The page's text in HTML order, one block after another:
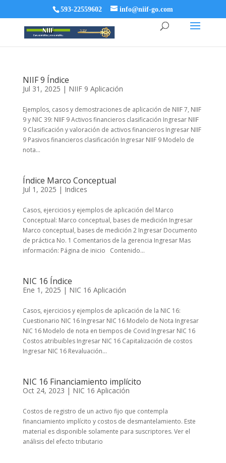
593-22559602 info@niif-go.com
NIIF 9 Índice
Jul 31, 2025 | NIIF 9 Aplicación
Ejemplos, casos y demostraciones de aplicación de NIIF 7, NIIF
9 y NIC 39: NIIF 9 Activos financieros clasificación Ingresar NIIF
9 Clasificación y valoración de activos financieros Ingresar NIIF
9 Pasivos financieros clasificación Ingresar NIIF 9 Modelo de
nota...
Índice Marco Conceptual
Jul 1, 2025 | Indices
Casos, ejercicios y ejemplos de aplicación del Marco
Conceptual: Marco conceptual, bases de medición Ingresar
Marco conceptual, bases de medición 2 Ingresar Documento
de práctica No. 1 Comentarios de la gerencia Ingresar Mas
información: Página de inicio Contenido...
NIC 16 Índice
Ene 1, 2025 | NIC 16 Aplicación
Casos, ejercicios y ejemplos de aplicación de la NIC 16:
Cuestionario NIC 16 Ingresar NIC 16 Modelo de Nota Ingresar
NIC 16 Modelo de nota en tiempos de Covid Ingresar NIC 16
Costos atribuibles Ingresar NIC 16 Capitalización de costos
Ingresar NIC 16 Revaluación...
NIC 16 Financiamiento implícito
Oct 24, 2023 | NIC 16 Aplicación
Costos de registro de un activo fijo que contempla
financiamiento implícito y costos de desmantelamiento. Este
material es disponible solamente para suscriptores. Ver el
análisis del efecto tributario